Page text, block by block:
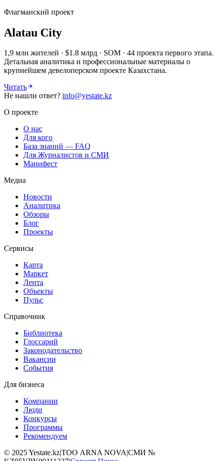
Флагманский проект
Alatau City
1,9 млн жителей · $1.8 млрд · SOM · 44 проекта первого этапа.
Детальная аналитика и профессиональные материалы о
крупнейшем девелоперском проекте Казахстана.
Читать
Не нашли ответ? info@yestate.kz
О проекте
О нас
Для кого
База знаний — FAQ
Для Журналистов и СМИ
Манифест
Медиа
Новости
Аналитика
Обзоры
Блог
Проекты
Сервисы
Карта
Маркет
Лента
Объекты
Пульс
Справочник
Библиотека
Глоссарий
Законодательство
Вакансии
События
Для бизнеса
Компании
Люди
Конкурсы
Программы
Рекомендуем
© 2025Yestate.kz|ТОО ARNA NOVA|СМИ №